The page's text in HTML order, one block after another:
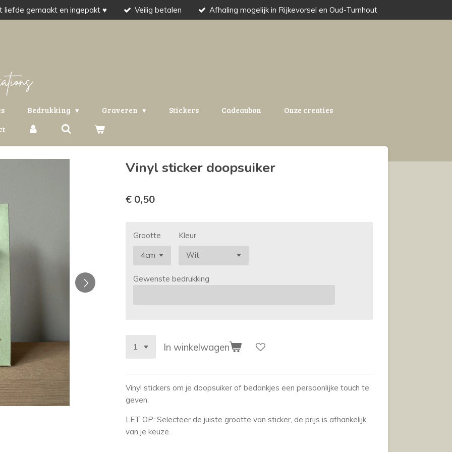
liefde gemaakt en ingepakt ♥ Veilig betalen Afhaling mogelijk in Rijkevorsel en Oud-Turnhout
Bedrukking Graveren Stickers Cadeaubon
Onze creaties
Vinyl sticker doopsuiker
€ 0,50
Grootte Kleur
Gewenste bedrukking
In winkelwagen
Vinyl stickers om je doopsuiker of bedankjes een persoonlijke touch te
geven.
LET OP: Selecteer de juiste grootte van sticker, de prijs is afhankelijk
van je keuze.